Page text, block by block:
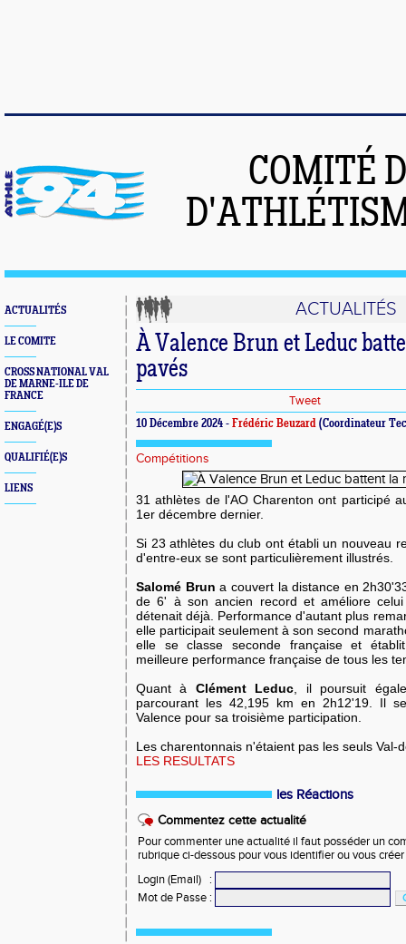
COMITÉ
ACTUALITÉS
LE COMITE
CROSS NATIONAL VAL
DE MARNE-ILE DE
FRANCE
ENGAGÉ(E)S
QUALIFIÉ(E)S
LIENS
ACTUALITÉS
À Valence Brun et Leduc
pavés
Tweet
10 Décembre 2024 - Frédéric Beuzard (Coordinateur
Compétitions
31 athlètes de l'AO Charenton ont participé
1er décembre dernier.
Si 23 athlètes du club ont établi un nouveau
d'entre-eux se sont particulièrement illustrés.
Salomé Bruna couvert la distance en
de 6' à son ancien record et améliore
détenait déjà. Performance d'autant plus
elle participait seulement à son second
elle se classe seconde française et
meilleure performance française de tous les
Quant à Clément Leduc , il poursuit
parcourant les 42,195 km en 2h12'19. Il
Valence pour sa troisième participation.
Les charentonnais n'étaient pas les seuls Val-
LES RESULTATS
les Réactions
Commentez cette actualité
Pour commenter une actualité il faut posséder un
rubrique ci-dessous pour vous identifier ou vous
Login (Email)
:
Mot de Passe :